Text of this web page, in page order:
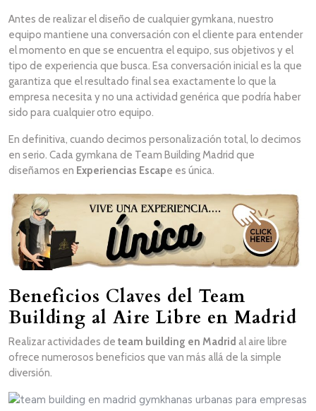
Antes de realizar el diseño de cualquier gymkana, nuestro
equipo mantiene una conversación con el cliente para entender
el momento en que se encuentra el equipo, sus objetivos y el
tipo de experiencia que busca. Esa conversación inicial es la que
garantiza que el resultado final sea exactamente lo que la
empresa necesita y no una actividad genérica que podría haber
sido para cualquier otro equipo.
En definitiva, cuando decimos personalización total, lo decimos
en serio. Cada gymkana de Team Building Madrid que
diseñamos en Experiencias Escape es única.
Beneficios Claves del Team
Building al Aire Libre en Madrid
Realizar actividades de team building en Madrid al aire libre
ofrece numerosos beneficios que van más allá de la simple
diversión.